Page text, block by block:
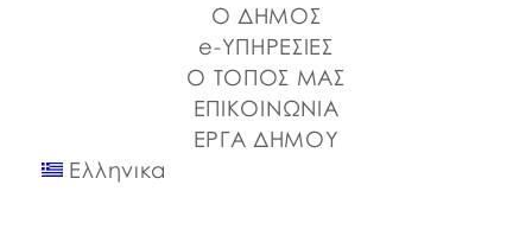
Ο ΔΗΜΟΣ
e-ΥΠΗΡΕΣΙΕΣ
Ο ΤΟΠΟΣ ΜΑΣ
ΕΠΙΚΟΙΝΩΝΙΑ
ΕΡΓΑ ΔΗΜΟΥ
Ελληνικα